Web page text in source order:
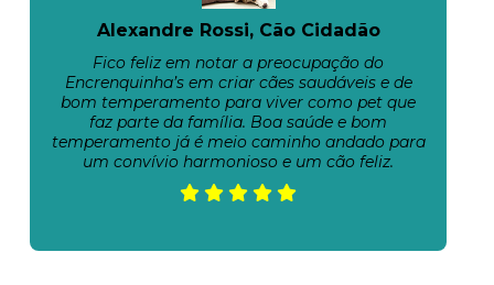
Alexandre Rossi, Cão Cidadão
Fico feliz em notar a preocupação do
Encrenquinha’s em criar cães saudáveis e de
bom temperamento para viver como pet que
faz parte da família. Boa saúde e bom
temperamento já é meio caminho andado para
um convívio harmonioso e um cão feliz.